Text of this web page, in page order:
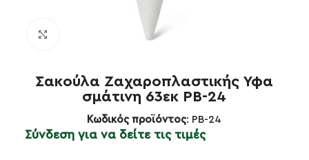
Σακούλα Ζαχαροπλαστικής Υφα
σμάτινη 63εκ PB-24
Κωδικός προϊόντος: PB-24
Σύνδεση για να δείτε τις τιμές